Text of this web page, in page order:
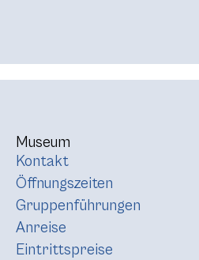
Museum
Kontakt
Öffnungszeiten
Gruppenführungen
Anreise
Eintrittspreise